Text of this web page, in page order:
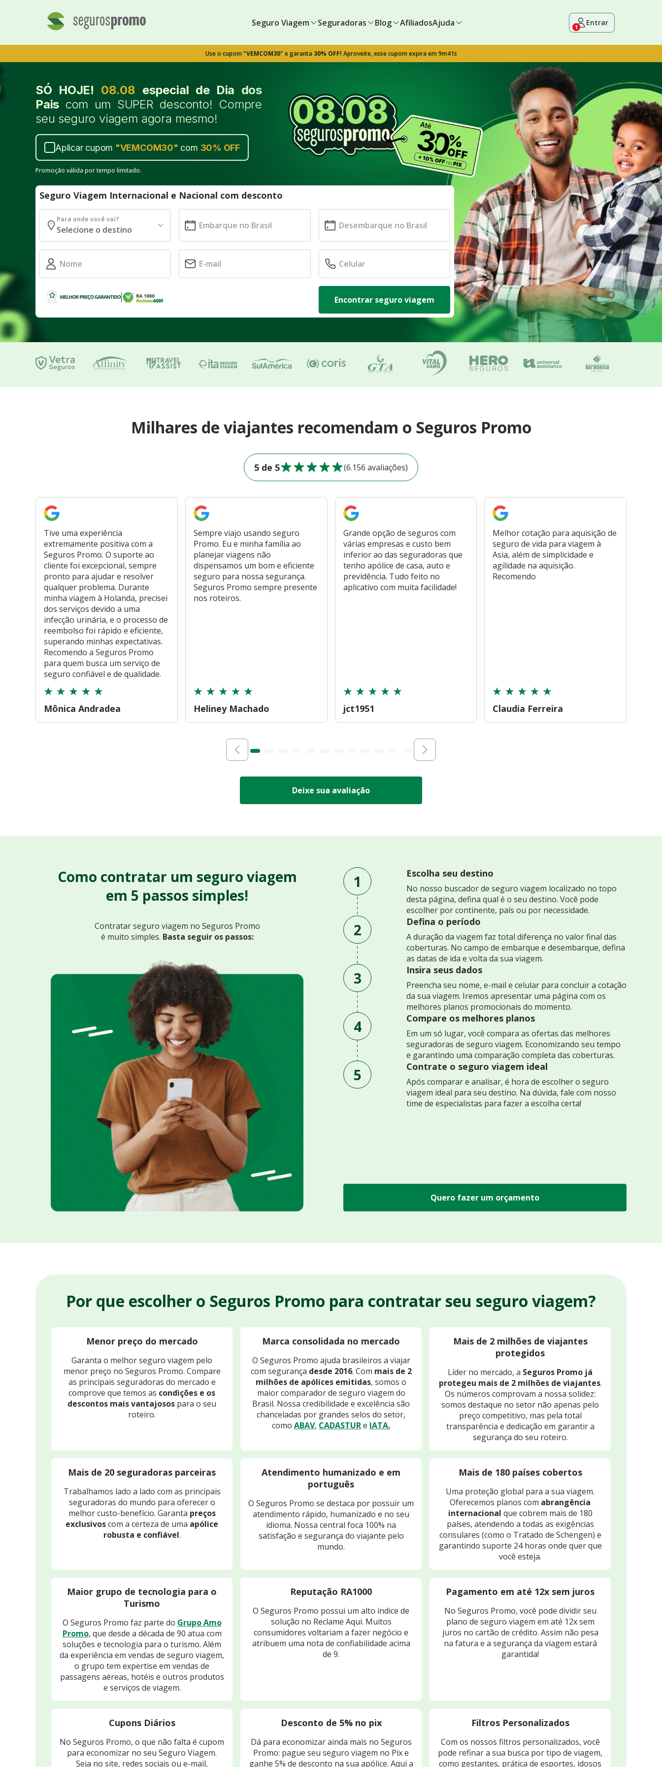
Seguro Viagem Seguradoras Blog AfiliadosAjuda 1 Entrar
Use o cupom"VEMCOM30" e garanta 30% OFF! Aproveite, esse cupom expira em 9m40s
SÓ HOJE! 08.08 especial de Dia dos
Pais com um SUPER desconto! Compre
seu seguro viagem agora mesmo!
Aplicar cupom "VEMCOM30" com 30% OFF
Promoção válida por tempo limitado.
Seguro Viagem Internacional e Nacional com desconto
Para onde você vai?
Encontrar seguro viagem
Milhares de viajantes recomendam o Seguros Promo
5 de 5 (6.156 avaliações)
Tive uma experiência
extremamente positiva com a
Seguros Promo. O suporte ao
cliente foi excepcional, sempre
pronto para ajudar e resolver
qualquer problema. Durante
minha viagem à Holanda, precisei
dos serviços devido a uma
infecção urinária, e o processo de
reembolso foi rápido e eficiente,
superando minhas expectativas.
Recomendo a Seguros Promo
para quem busca um serviço de
seguro confiável e de qualidade.
Mônica Andradea
Sempre viajo usando seguro
Promo. Eu e minha família ao
planejar viagens não
dispensamos um bom e eficiente
seguro para nossa segurança.
Seguros Promo sempre presente
nos roteiros.
Heliney Machado
Grande opção de seguros com
várias empresas e custo bem
inferior ao das seguradoras que
tenho apólice de casa, auto e
previdência. Tudo feito no
aplicativo com muita facilidade!
jct1951
Melhor cotação para aquisição de
seguro de vida para viagem à
Asia, além de simplicidade e
agilidade na aquisição.
Recomendo
Claudia Ferreira
Deixe sua avaliação
Como contratar um seguro viagem
em 5 passos simples!
Contratar seguro viagem no Seguros Promo
é muito simples. Basta seguir os passos:
1 Escolha seu destino
No nosso buscador de seguro viagem localizado no topo
desta página, defina qual é o seu destino. Você pode
escolher por continente, país ou por necessidade.
2 Defina o período
A duração da viagem faz total diferença no valor final das
coberturas. No campo de embarque e desembarque, defina
as datas de ida e volta da sua viagem.
3 Insira seus dados
Preencha seu nome, e-mail e celular para concluir a cotação
da sua viagem. Iremos apresentar uma página com os
melhores planos promocionais do momento.
4 Compare os melhores planos
Em um só lugar, você compara as ofertas das melhores
seguradoras de seguro viagem. Economizando seu tempo
e garantindo uma comparação completa das coberturas.
5 Contrate o seguro viagem ideal
Após comparar e analisar, é hora de escolher o seguro
viagem ideal para seu destino. Na dúvida, fale com nosso
time de especialistas para fazer a escolha certa!
Quero fazer um orçamento
Por que escolher o Seguros Promo para contratar seu seguro viagem?
Menor preço do mercado
Garanta o melhor seguro viagem pelo
menor preço no Seguros Promo. Compare
as principais seguradoras do mercado e
comprove que temos as condições e os
descontos mais vantajosos para o seu
roteiro.
Marca consolidada no mercado
O Seguros Promo ajuda brasileiros a viajar
com segurança desde 2016. Com mais de 2
milhões de apólices emitidas, somos o
maior comparador de seguro viagem do
Brasil. Nossa credibilidade e excelência são
chanceladas por grandes selos do setor,
como ABAV, CADASTURe IATA.
Mais de 2 milhões de viajantes
protegidos
Líder no mercado, a Seguros Promo já
protegeu mais de 2 milhões de viajantes.
Os números comprovam a nossa solidez:
somos destaque no setor não apenas pelo
preço competitivo, mas pela total
transparência e dedicação em garantir a
segurança do seu roteiro.
Mais de 20 seguradoras parceiras
Trabalhamos lado a lado com as principais
seguradoras do mundo para oferecer o
melhor custo-benefício. Garanta preços
exclusivoscom a certeza de uma apólice
robusta e confiável.
Atendimento humanizado e em
português
O Seguros Promo se destaca por possuir um
atendimento rápido, humanizado e no seu
idioma. Nossa central foca 100% na
satisfação e segurança do viajante pelo
mundo.
Mais de 180 países cobertos
Uma proteção global para a sua viagem.
Oferecemos planos com abrangência
internacional que cobrem mais de 180
países, atendendo a todas as exigências
consulares (como o Tratado de Schengen) e
garantindo suporte 24 horas onde quer que
você esteja.
Maior grupo de tecnologia para o
Turismo
O Seguros Promo faz parte do Grupo Amo
Promo, que desde a década de 90 atua com
soluções e tecnologia para o turismo. Além
da experiência em vendas de seguro viagem,
o grupo tem expertise em vendas de
passagens aéreas, hotéis e outros produtos
e serviços de viagem.
Reputação RA1000
O Seguros Promo possui um alto índice de
solução no Reclame Aqui. Muitos
consumidores voltariam a fazer negócio e
atribuem uma nota de confiabilidade acima
de 9.
Pagamento em até 12x sem juros
No Seguros Promo, você pode dividir seu
plano de seguro viagem em até 12x sem
juros no cartão de crédito. Assim não pesa
na fatura e a segurança da viagem estará
garantida!
Cupons Diários
No Seguros Promo, o que não falta é cupom
para economizar no seu Seguro Viagem.
Seja no site, redes sociais ou e-mail,
Desconto de 5% no pix
Dá para economizar ainda mais no Seguros
Promo: pague seu seguro viagem no Pix e
ganhe 5% de desconto na sua apólice. Aqui a
Filtros Personalizados
Com os nossos filtros personalizados, você
pode refinar a sua busca por tipo de viagem,
como gestantes, prática de esportes, idosos